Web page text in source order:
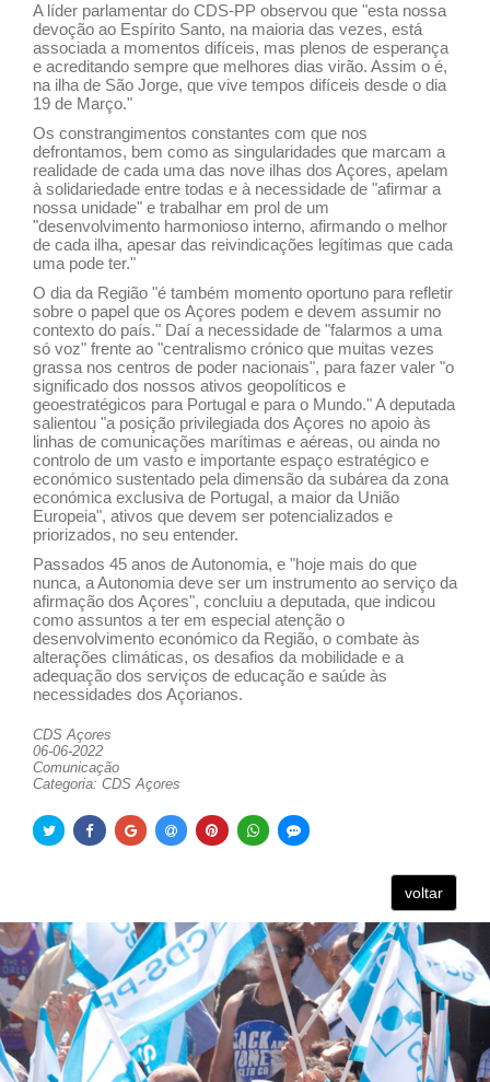
A líder parlamentar do CDS-PP observou que "esta nossa
devoção ao Espírito Santo, na maioria das vezes, está
associada a momentos difíceis, mas plenos de esperança
e acreditando sempre que melhores dias virão. Assim o é,
na ilha de São Jorge, que vive tempos difíceis desde o dia
19 de Março."
Os constrangimentos constantes com que nos
defrontamos, bem como as singularidades que marcam a
realidade de cada uma das nove ilhas dos Açores, apelam
à solidariedade entre todas e à necessidade de "afirmar a
nossa unidade" e trabalhar em prol de um
"desenvolvimento harmonioso interno, afirmando o melhor
de cada ilha, apesar das reivindicações legítimas que cada
uma pode ter."
O dia da Região "é também momento oportuno para refletir
sobre o papel que os Açores podem e devem assumir no
contexto do país." Daí a necessidade de "falarmos a uma
só voz" frente ao "centralismo crónico que muitas vezes
grassa nos centros de poder nacionais", para fazer valer "o
significado dos nossos ativos geopolíticos e
geoestratégicos para Portugal e para o Mundo." A deputada
salientou "a posição privilegiada dos Açores no apoio às
linhas de comunicações marítimas e aéreas, ou ainda no
controlo de um vasto e importante espaço estratégico e
económico sustentado pela dimensão da subárea da zona
económica exclusiva de Portugal, a maior da União
Europeia", ativos que devem ser potencializados e
priorizados, no seu entender.
Passados 45 anos de Autonomia, e "hoje mais do que
nunca, a Autonomia deve ser um instrumento ao serviço da
afirmação dos Açores", concluiu a deputada, que indicou
como assuntos a ter em especial atenção o
desenvolvimento económico da Região, o combate às
alterações climáticas, os desafios da mobilidade e a
adequação dos serviços de educação e saúde às
necessidades dos Açorianos.
CDS Açores
06-06-2022
Comunicação
Categoria: CDS Açores
voltar